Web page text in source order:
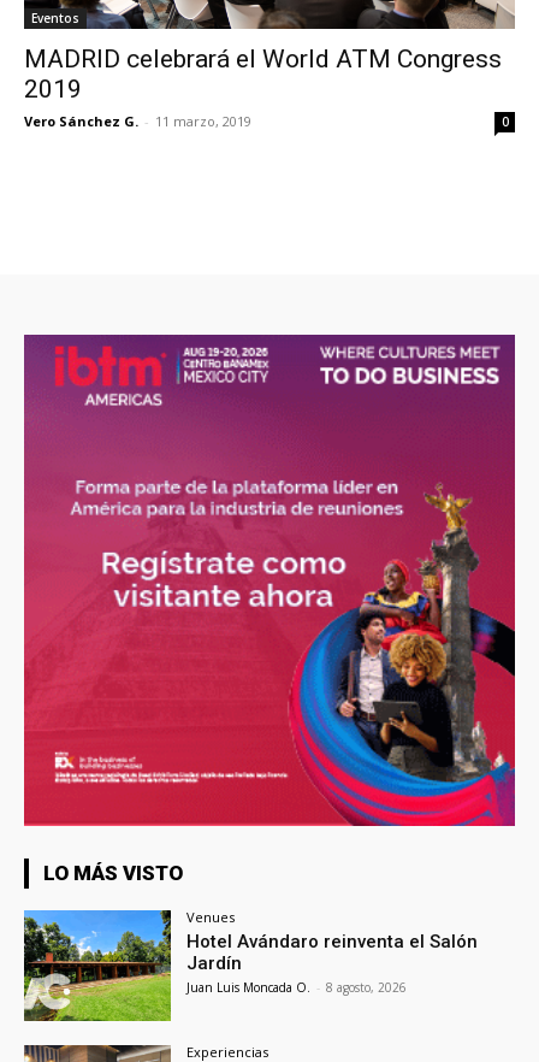
Eventos
MADRID celebrará el World ATM Congress
2019
Vero Sánchez G. - 11 marzo, 2019 0
LO MÁS VISTO
Venues
Hotel Avándaro reinventa el Salón
Jardín
Juan Luis Moncada O. - 8 agosto, 2026
Experiencias